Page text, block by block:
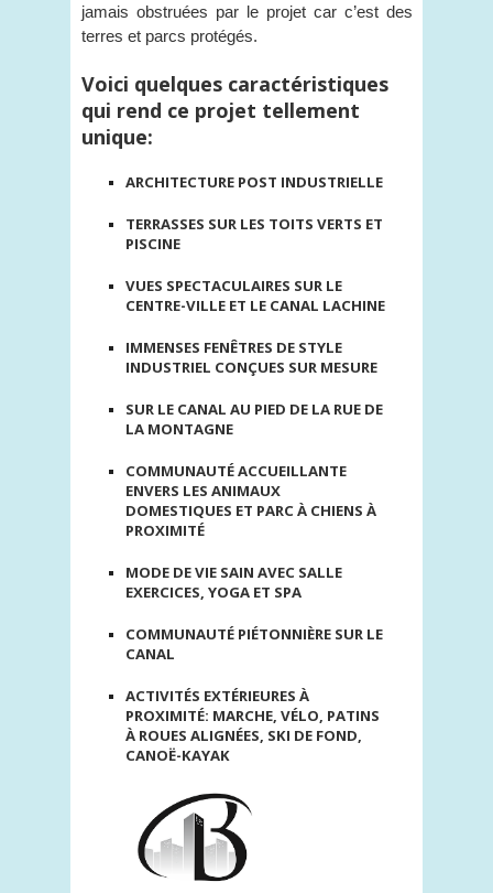
jamais obstruées par le projet car c’est des
terres et parcs protégés.
Voici quelques caractéristiques
qui rend ce projet tellement
unique:
ARCHITECTURE POST INDUSTRIELLE
TERRASSES SUR LES TOITS VERTS ET
PISCINE
VUES SPECTACULAIRES SUR LE
CENTRE-VILLE ET LE CANAL LACHINE
IMMENSES FENÊTRES DE STYLE
INDUSTRIEL CONÇUES SUR MESURE
SUR LE CANAL AU PIED DE LA RUE DE
LA MONTAGNE
COMMUNAUTÉ ACCUEILLANTE
ENVERS LES ANIMAUX
DOMESTIQUES ET PARC À CHIENS À
PROXIMITÉ
MODE DE VIE SAIN AVEC SALLE
EXERCICES, YOGA ET SPA
COMMUNAUTÉ PIÉTONNIÈRE SUR LE
CANAL
ACTIVITÉS EXTÉRIEURES À
PROXIMITÉ: MARCHE, VÉLO, PATINS
À ROUES ALIGNÉES, SKI DE FOND,
CANOË-KAYAK